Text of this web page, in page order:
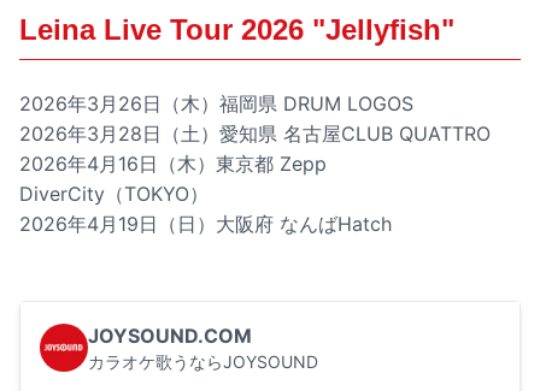
Leina Live Tour 2026 "Jellyfish"
2026年3月26日（木）福岡県 DRUM LOGOS
2026年3月28日（土）愛知県 名古屋CLUB QUATTRO
2026年4月16日（木）東京都 Zepp
DiverCity（TOKYO）
2026年4月19日（日）大阪府 なんばHatch
JOYSOUND.COM
カラオケ歌うならJOYSOUND